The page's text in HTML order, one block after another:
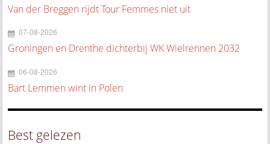
Van der Breggen rijdt Tour Femmes niet uit
07-08-2026
Groningen en Drenthe dichterbij WK Wielrennen 2032
06-08-2026
Bart Lemmen wint in Polen
Best gelezen